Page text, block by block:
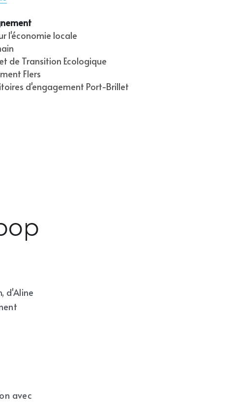
l'économie locale
de Transition Ecologique
Flers
d'engagement Port-Brillet
d'Aline
avec